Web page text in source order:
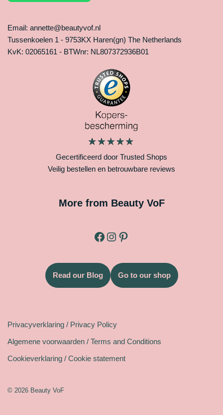
Email: annette@beautyvof.nl
Tussenkoelen 1 - 9753KX Haren(gn) The Netherlands
KvK: 02065161 - BTWnr: NL807372936B01
Gecertificeerd door Trusted Shops
Veilig bestellen en betrouwbare reviews
More from Beauty VoF
Read our Blog Go to our shop
Privacyverklaring / Privacy Policy
Algemene voorwaarden / Terms and Conditions
Cookieverklaring / Cookie statement
© 2026 Beauty VoF